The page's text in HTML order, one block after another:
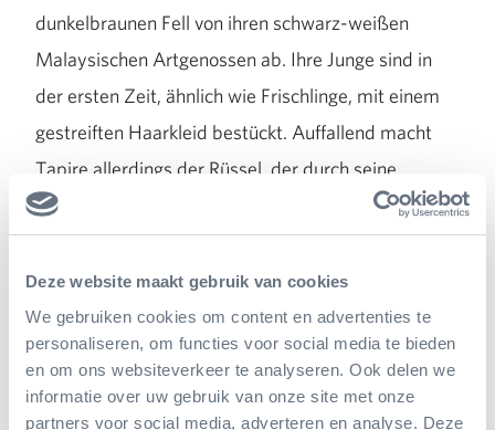
Deze website maakt gebruik van cookies
We gebruiken cookies om content en advertenties te
personaliseren, om functies voor social media te bieden
en om ons websiteverkeer te analyseren. Ook delen we
informatie over uw gebruik van onze site met onze
partners voor social media, adverteren en analyse. Deze
dunkelbraunen Fell von ihren schwarz-weißen
Malaysischen Artgenossen ab. Ihre Junge sind in
der ersten Zeit, ähnlich wie Frischlinge, mit einem
gestreiften Haarkleid bestückt. Auffallend macht
Tapire allerdings der Rüssel, der durch seine
zahlreichen Muskeln äußerst flexibel ist – und
Besuchern nebenbei als kurioses
Wiedererkennungsmerkmal dient.